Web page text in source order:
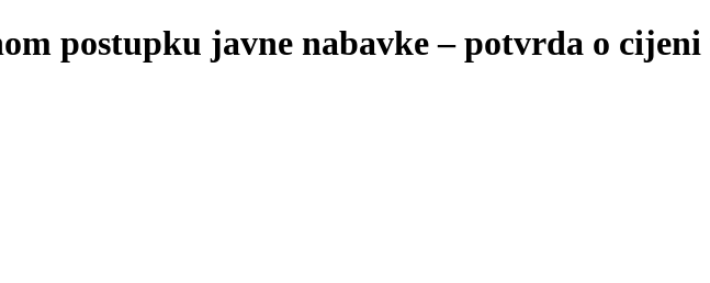
postupku javne nabavke – potvrda o